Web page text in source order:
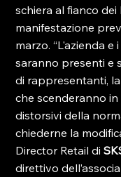
schiera al fianco
manifestazione
marzo. “L'azienda
saranno presenti e
di rappresentanti,
che scenderanno
distorsivi della
chiederne la
Director Retail di
direttivo